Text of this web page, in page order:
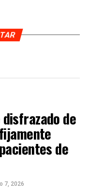
de
de
7, 2026